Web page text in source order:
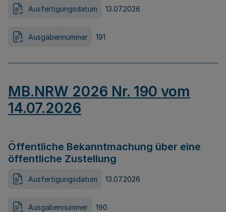
Ausfertigungsdatum 13.07.2026
Ausgabennummer 191
MB.NRW 2026 Nr. 190 vom
14.07.2026
Öffentliche Bekanntmachung über eine
öffentliche Zustellung
Ausfertigungsdatum 13.07.2026
Ausgabennummer 190